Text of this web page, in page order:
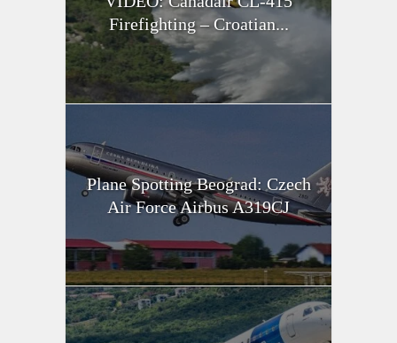
Firefighting – Croatian...
Plane Spotting Beograd: Czech
Air Force Airbus A319CJ